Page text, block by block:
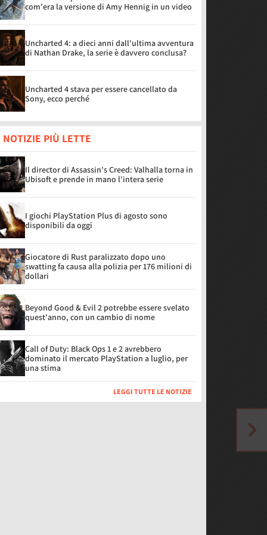
com'era la versione di Amy Hennig in un video
Uncharted 4: a dieci anni dall'ultima avventura
di Nathan Drake, la serie è davvero conclusa?
Uncharted 4 stava per essere cancellato da
Sony, ecco perché
NOTIZIE PIÙ LETTE
Il director di Assassin's Creed: Valhalla torna in
Ubisoft e prende in mano l'intera serie
I giochi PlayStation Plus di agosto sono
disponibili da oggi
Giocatore di Rust paralizzato dopo uno
swatting fa causa alla polizia per 176 milioni di
dollari
Beyond Good & Evil 2 potrebbe essere svelato
quest'anno, con un cambio di nome
Call of Duty: Black Ops 1 e 2 avrebbero
dominato il mercato PlayStation a luglio, per
una stima
LEGGI TUTTE LE NOTIZIE